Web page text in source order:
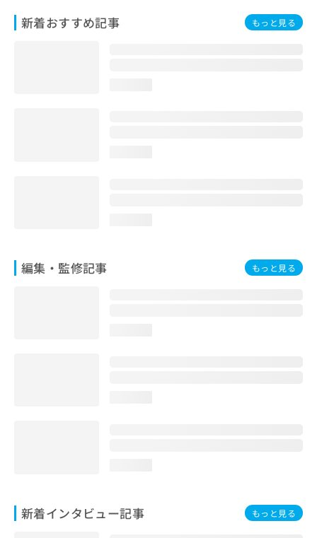
新着おすすめ記事 もっと見る
編集・監修記事 もっと見る
新着インタビュー記事 もっと見る
問